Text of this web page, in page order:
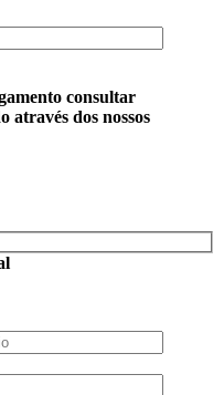
consultar
dos nossos